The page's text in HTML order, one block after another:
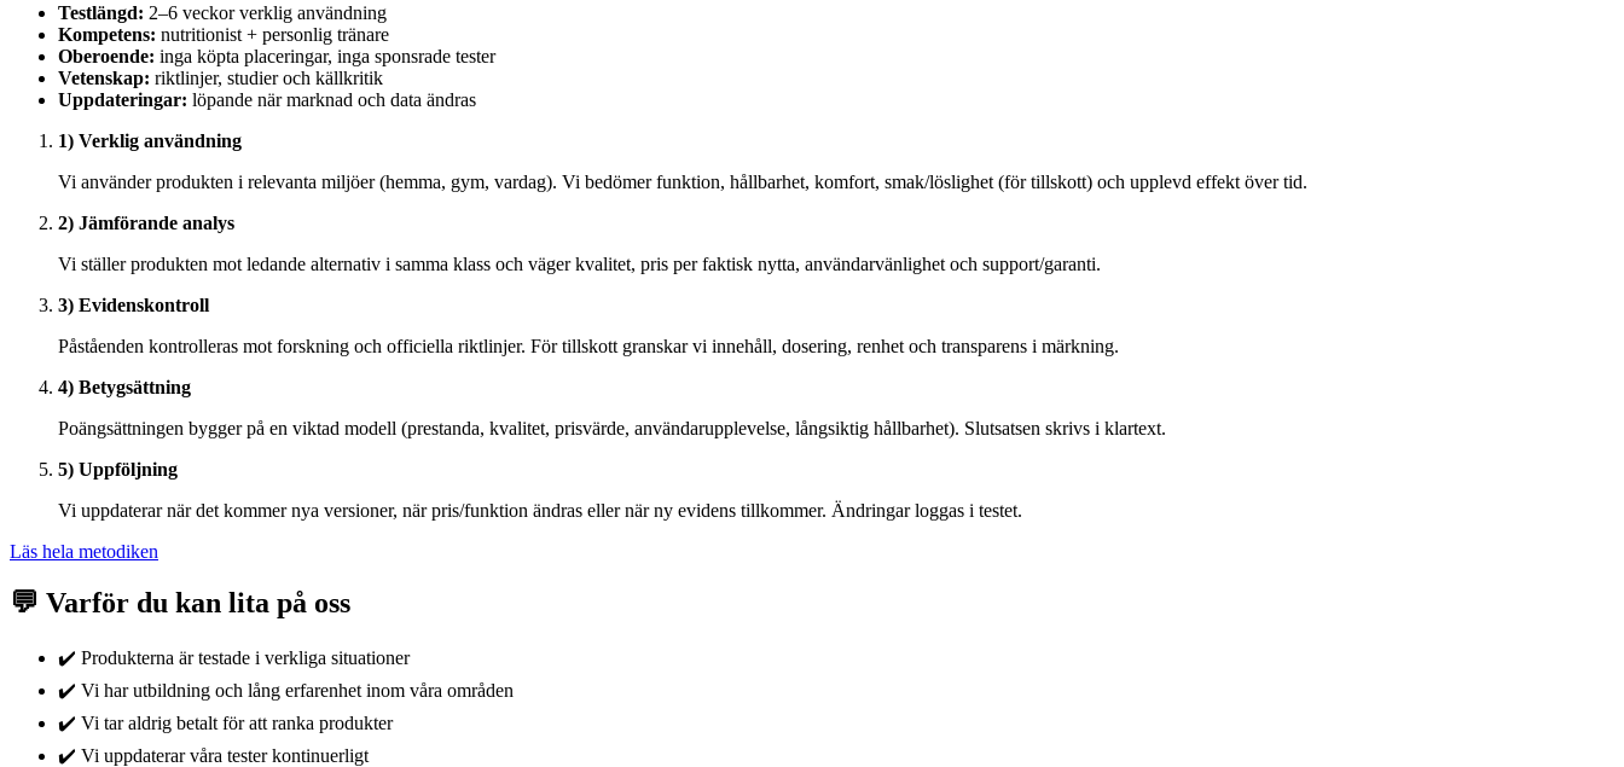
Testlängd: 2–6 veckor verklig användning
Kompetens: nutritionist + personlig tränare
Oberoende: inga köpta placeringar, inga sponsrade tester
Vetenskap: riktlinjer, studier och källkritik
Uppdateringar: löpande när marknad och data ändras
1) Verklig användning
Vi använder produkten i relevanta miljöer (hemma, gym, vardag). Vi bedömer funktion, hållbarhet, komfort, smak/löslighet (för tillskott) och upplevd effekt över tid.
2) Jämförande analys
Vi ställer produkten mot ledande alternativ i samma klass och väger kvalitet, pris per faktisk nytta, användarvänlighet och support/garanti.
3) Evidenskontroll
Påståenden kontrolleras mot forskning och officiella riktlinjer. För tillskott granskar vi innehåll, dosering, renhet och transparens i märkning.
4) Betygsättning
Poängsättningen bygger på en viktad modell (prestanda, kvalitet, prisvärde, användarupplevelse, långsiktig hållbarhet). Slutsatsen skrivs i klartext.
5) Uppföljning
Vi uppdaterar när det kommer nya versioner, när pris/funktion ändras eller när ny evidens tillkommer. Ändringar loggas i testet.
Läs hela metodiken
💬 Varför du kan lita på oss
✔️ Produkterna är testade i verkliga situationer
✔️ Vi har utbildning och lång erfarenhet inom våra områden
✔️ Vi tar aldrig betalt för att ranka produkter
✔️ Vi uppdaterar våra tester kontinuerligt